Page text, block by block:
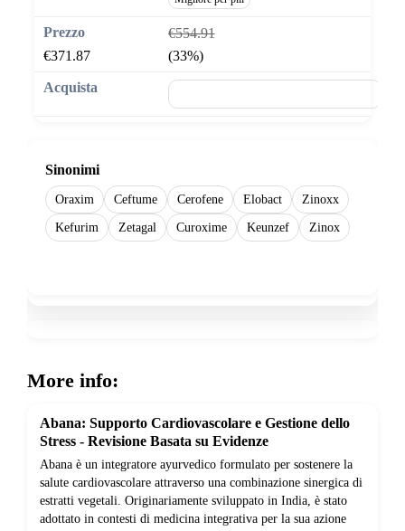
€554.91
€371.87
(33%)
Sinonimi
Oraxim Ceftume Cerofene Elobact
Zinoxx
Kefurim
Zetagal Curoxime Keunzef Zinox
More info:
Abana: Supporto Cardiovascolare e Gestione dello
Stress - Revisione Basata su Evidenze
Abana è un integratore ayurvedico formulato per sostenere la
salute cardiovascolare attraverso una combinazione sinergica di
estratti vegetali. Originariamente sviluppato in India, è stato
adottato in contesti di medicina integrativa per la sua azione